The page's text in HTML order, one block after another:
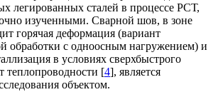
легированных сталей в процессе РСТ,
изученными. Сварной шов, в зоне
горячая деформация (вариант
обработки с одноосным нагружением) и
в условиях сверхбыстрого
теплопроводности [4], является
объектом.